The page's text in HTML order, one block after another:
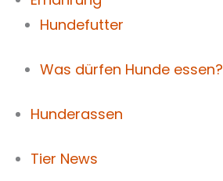
Hundefutter
Was dürfen Hunde essen?
Hunderassen
Tier News